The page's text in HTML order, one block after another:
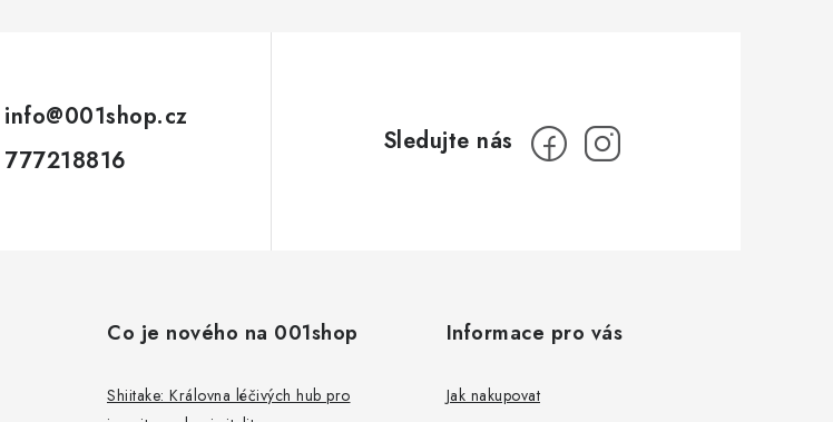
info@001shop.cz
777218816
Co je nového na 001shop
Shiitake: Královna léčivých hub pro
Informace pro vás
Jak nakupovat